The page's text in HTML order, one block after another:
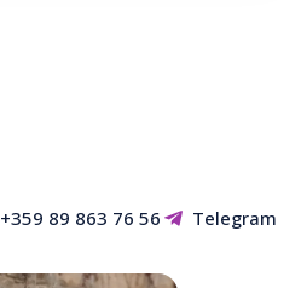
+359 89 863 76 56 Telegram